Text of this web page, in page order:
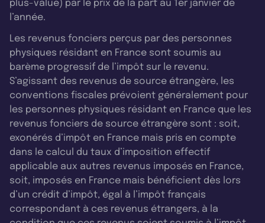
plus-value) par le prix de la part au 1er janvier de
l’année.
Les revenus fonciers perçus par des personnes
physiques résidant en France sont soumis au
barème progressif de l’impôt sur le revenu.
S’agissant des revenus de source étrangère, les
conventions fiscales prévoient généralement pour
les personnes physiques résidant en France que les
revenus fonciers de source étrangère sont : soit,
exonérés d’impôt en France mais pris en compte
dans le calcul du taux d’imposition effectif
applicable aux autres revenus imposés en France,
soit, imposés en France mais bénéficient dès lors
d’un crédit d’impôt, égal à l’impôt français
correspondant à ces revenus étrangers, à la